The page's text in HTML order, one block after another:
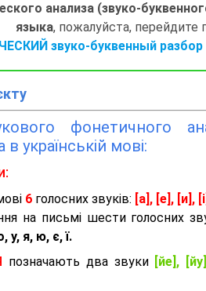
анализа (звуко-
языка, пожалуйста, перейдите
звуко-буквенный разбор
фонетичного
українській мові:
6голосних звуків: [а], [е], [и],
на письмі шести голосних
у, я, ю, є, ї.
позначають два звуки [йе],